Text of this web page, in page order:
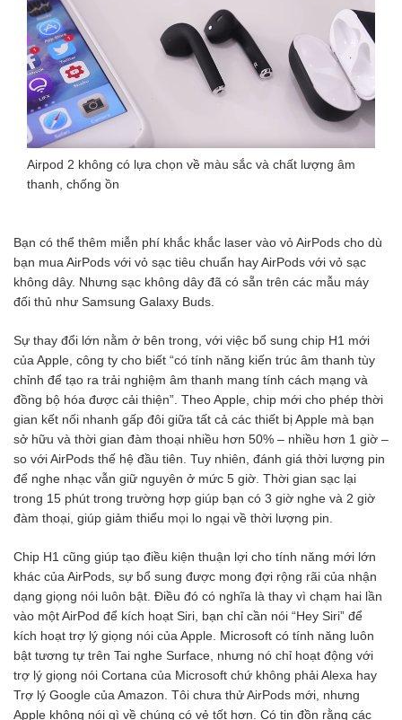
Airpod 2 không có lựa chọn về màu sắc và chất lượng âm
thanh, chống ồn
Bạn có thể thêm miễn phí khắc khắc laser vào vỏ AirPods cho dù
bạn mua AirPods với vỏ sạc tiêu chuẩn hay AirPods với vỏ sạc
không dây. Nhưng sạc không dây đã có sẵn trên các mẫu máy
đối thủ như Samsung Galaxy Buds.
Sự thay đổi lớn nằm ở bên trong, với việc bổ sung chip H1 mới
của Apple, công ty cho biết “có tính năng kiến ​​trúc âm thanh tùy
chỉnh để tạo ra trải nghiệm âm thanh mang tính cách mạng và
đồng bộ hóa được cải thiện”. Theo Apple, chip mới cho phép thời
gian kết nối nhanh gấp đôi giữa tất cả các thiết bị Apple mà bạn
sở hữu và thời gian đàm thoại nhiều hơn 50% – nhiều hơn 1 giờ –
so với AirPods thế hệ đầu tiên. Tuy nhiên, đánh giá thời lượng pin
để nghe nhạc vẫn giữ nguyên ở mức 5 giờ. Thời gian sạc lại
trong 15 phút trong trường hợp giúp bạn có 3 giờ nghe và 2 giờ
đàm thoại, giúp giảm thiểu mọi lo ngại về thời lượng pin.
Chip H1 cũng giúp tạo điều kiện thuận lợi cho tính năng mới lớn
khác của AirPods, sự bổ sung được mong đợi rộng rãi của nhận
dạng giọng nói luôn bật. Điều đó có nghĩa là thay vì chạm hai lần
vào một AirPod để kích hoạt Siri, bạn chỉ cần nói “Hey Siri” để
kích hoạt trợ lý giọng nói của Apple. Microsoft có tính năng luôn
bật tương tự trên Tai nghe Surface, nhưng nó chỉ hoạt động với
trợ lý giọng nói Cortana của Microsoft chứ không phải Alexa hay
Trợ lý Google của Amazon. Tôi chưa thử AirPods mới, nhưng
Apple không nói gì về chúng có vẻ tốt hơn. Có tin đồn rằng các